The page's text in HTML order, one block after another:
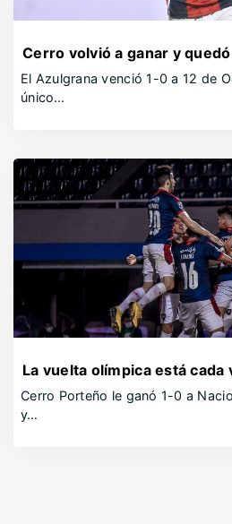
Cerro volvió a ganar y
El Azulgrana venció 1-0 a 12 de
único…
La vuelta olímpica está cada
Cerro Porteño le ganó 1-0 a
y…